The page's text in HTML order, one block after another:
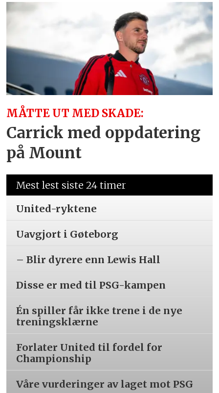
MÅTTE UT MED SKADE:
Carrick med oppdatering
på Mount
Mest lest siste 24 timer
United-ryktene
Uavgjort i Gøteborg
– Blir dyrere enn Lewis Hall
Disse er med til PSG-kampen
Én spiller får ikke trene i de nye
treningsklærne
Forlater United til fordel for
Championship
Våre vurderinger av laget mot PSG